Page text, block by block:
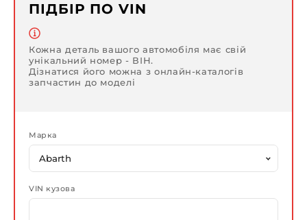
ПІДБІР ПО VIN
Кожна деталь вашого автомобіля має свій
унікальний номер - ВІН.
Дізнатися його можна з онлайн-каталогів
запчастин до моделі
Марка
VIN кузова